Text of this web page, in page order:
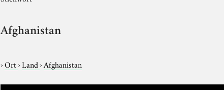
Afghanistan
›Ort›Land›Afghanistan